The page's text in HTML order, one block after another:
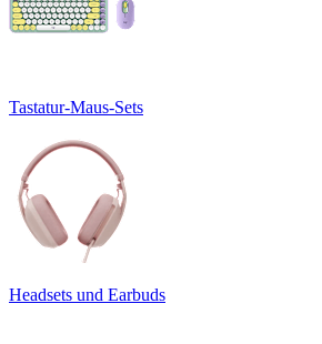
Tastatur-Maus-Sets
Headsets und Earbuds